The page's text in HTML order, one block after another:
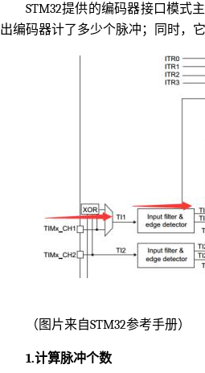
STM32提供的编码器接口模式
出编码器计了多少个脉冲；同时，
（图片来自STM32参考手册）
1.计算脉冲个数